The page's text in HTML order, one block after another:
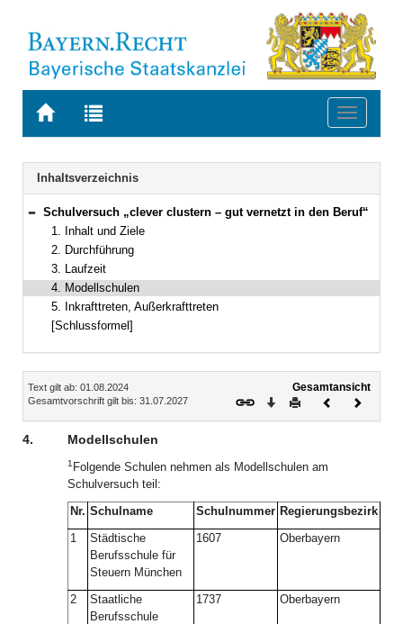
Zur
BAYERN.RECHT
Zur
letzten
Suche
Toggle
Navigation
Inhaltsverzeichnis
Bereich reduzieren
Schulversuch „clever clustern – gut vernetzt in den Beruf“
1. Inhalt und Ziele
2. Durchführung
3. Laufzeit
4. Modellschulen
5. Inkrafttreten, Außerkrafttreten
[Schlussformel]
Inhalt
Text gilt ab: 01.08.2024
Gesamtvorschrift gilt bis: 31.07.2027
Gesamtansicht
Download
DruckenVorheriges
4. Modellschulen
1 Folgende Schulen nehmen als Modellschulen am
Schulversuch teil:
Nr. Schulname Schulnummer Regierungsbezirk
1
Städtische
Berufsschule für
Steuern München
1607 Oberbayern
2
Staatliche
Berufsschule
1737 Oberbayern